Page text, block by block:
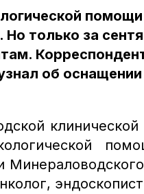
помощи
только за
об оснащении